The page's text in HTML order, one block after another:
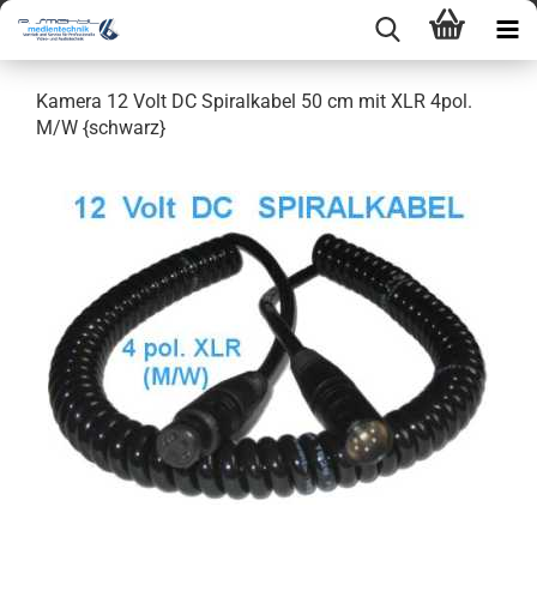
Kamera 12 Volt DC Spiralkabel 50 cm mit XLR 4pol.
M/W {schwarz}